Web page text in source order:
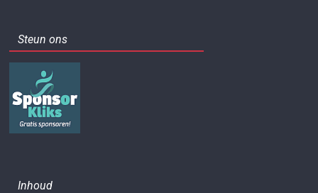
Steun ons
Inhoud